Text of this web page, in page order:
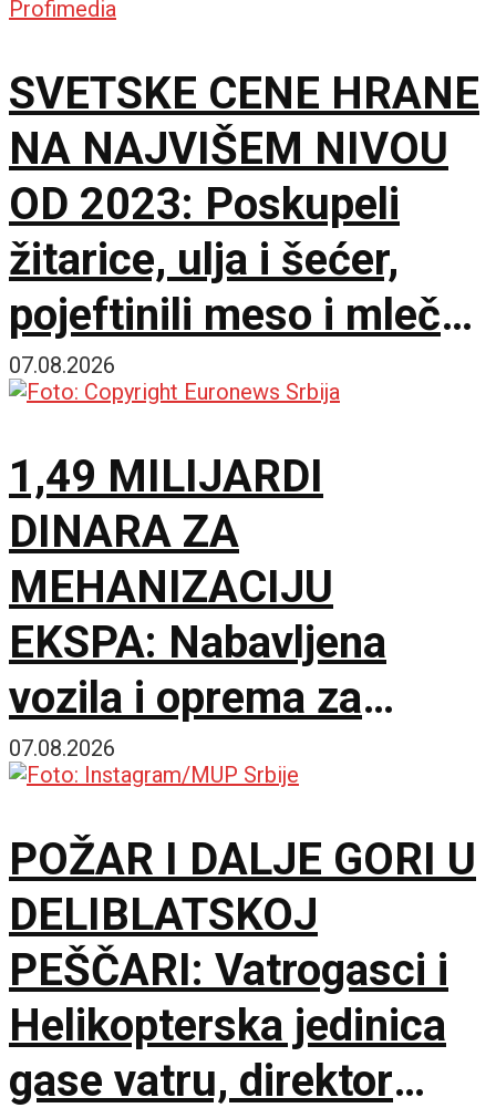
SVETSKE CENE HRANE
NA NAJVIŠEM NIVOU
OD 2023: Poskupeli
žitarice, ulja i šećer,
pojeftinili meso i mlečni
proizvodi
07.08.2026
1,49 MILIJARDI
DINARA ZA
MEHANIZACIJU
EKSPA: Nabavljena
vozila i oprema za
čišćenje i održavanje
07.08.2026
POŽAR I DALJE GORI U
DELIBLATSKOJ
PEŠČARI: Vatrogasci i
Helikopterska jedinica
gase vatru, direktor